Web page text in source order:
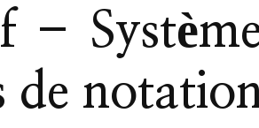
–
de